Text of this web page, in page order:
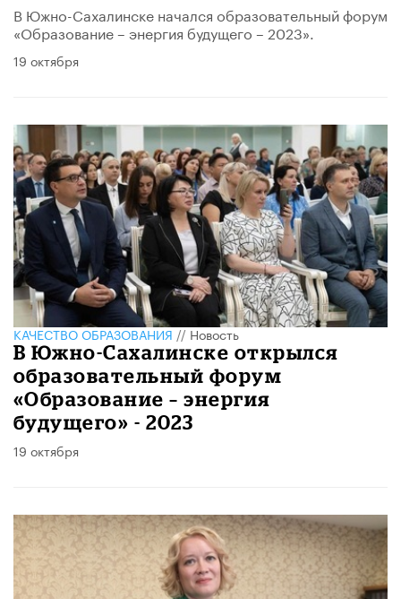
В Южно-Сахалинске начался образовательный форум
«Образование – энергия будущего – 2023».
19 октября
КАЧЕСТВО ОБРАЗОВАНИЯ//Новость
​В Южно-Сахалинске открылся
образовательный форум
«Образование – энергия
будущего» - 2023
19 октября